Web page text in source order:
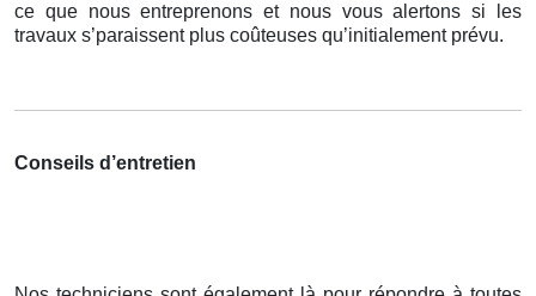
ce que nous entreprenons et nous vous alertons si les
travaux s’paraissent plus coûteuses qu’initialement prévu.
Conseils d’entretien